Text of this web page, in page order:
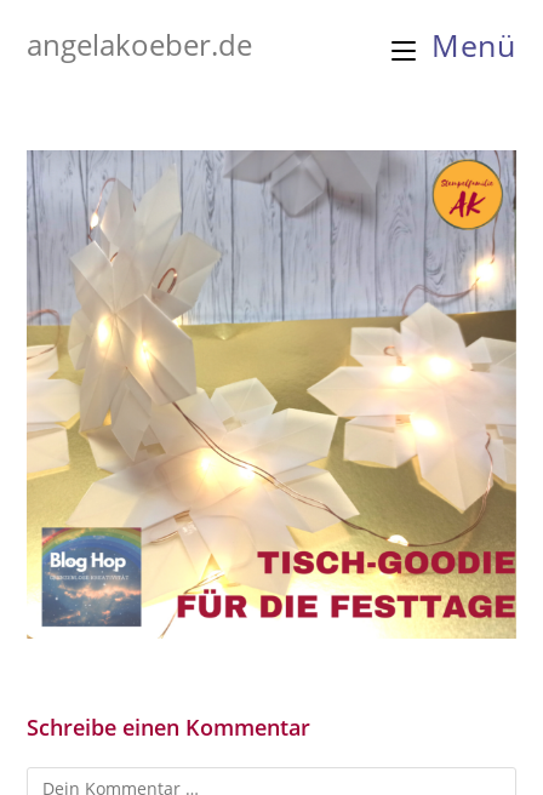
Inhaltangelakoeber.de Menü
Schreibe einen Kommentar
Kommentar